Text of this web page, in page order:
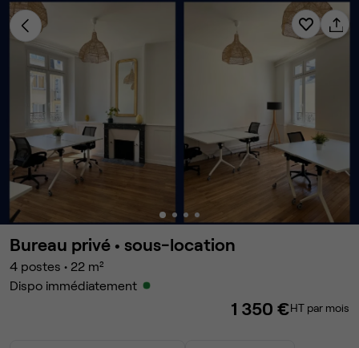
Bureau privé • sous-location
4 postes • 22 m²
Dispo immédiatement
1 350 €HT par mois